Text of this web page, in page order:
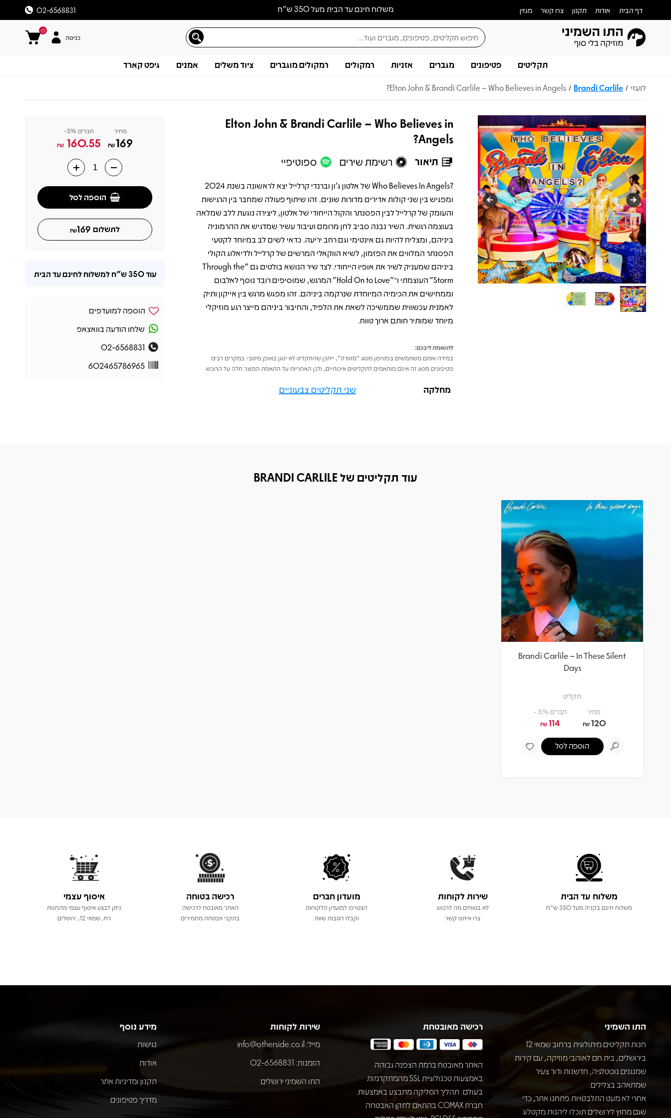
משלוח חינם עד הבית מעל 350 ש״ח דף הבית אודות תקנון צרו קשר מגזין 02-6568831
0
כניסה
תקליטים פטיפונים מגברים אזניות רמקולים רמקולים מוגברים ציוד משלים אמנים גיפט קארד
לועזי /
Brandi Carlile
/
Elton John & Brandi Carlile – Who Believes in Angels?
Elton John & Brandi Carlile – Who Believes in
Angels?
תיאור רשימת שירים ספוטיפיי
תיאור?Who Believes In Angels של אלטון ג’ון וברנדי קרלייל יצא לראשונה בשנת 2024
ומפגיש בין שני קולות אדירים מדורות שונים. זהו שיתוף פעולה שמחבר בין הרגישות
והעומק של קרלייל לבין הפסנתר והקול הייחודי של אלטון, ליצירה נוגעת ללב שמלאה
בעוצמה רגשית. השיר נבנה סביב לחן מרומם ועיבוד עשיר שמדגיש את ההרמוניה
ביניהם, ומצליח להיות גם אינטימי וגם רחב יריעה. כדאי לשים לב במיוחד לקטעי
הפסנתר המלווים את הפזמון, לשיא הווקאלי המרשים של קרלייל ולדיאלוג הקולי
ביניהם שמעניק לשיר את אופיו הייחודי. לצד שיר הנושא בולטים גם "Through the
Storm" העוצמתי ו־"Hold On to Love" המרגש, שמוסיפים רובד נוסף לאלבום
וממחישים את הכימיה המיוחדת שנרקמה ביניהם. זהו מפגש מרגש בין אייקון ותיק
לאמנית עכשווית שממשיכה לשאת את הלפיד, והחיבור ביניהם מייצר רגע מוזיקלי
מיוחד שמותיר חותם ארוך טווח.
לתשומת ליבכם:
במידה ואתם משתמשים בפטיפון מסוג "מזוודה", ייתכן שהתקליט לא ינוגן באופן מיטבי. במקרים רבים
פטיפונים מסוג זה אינם מותאמים לתקליטים איכותיים, ולכן האחריות על התאמת המוצר חלה על הרוכש.
מחלקה שני תקליטים צבעוניים
מחיר
169
₪
חברים 5%-
160.55
₪
הוספה לסל
לתשלום 169
₪
עוד350 ש"ח למשלוח לחינם עד הבית
הוספה למועדפים
שלחו הודעה בוואצאפ
02-6568831
602465786965
עוד תקליטים של BRANDI CARLILE
Brandi Carlile – In These Silent
Days
תקליט
מחיר
120
₪
חברים 5% -
114
₪
הוספה לסל
משלוח עד הבית
משלוח חינם בקניה מעל 350 ש"ח
שירות לקוחות
לא בטוחים מה לרכוש
צרו איתנו קשר
מועדון חברים
הצטרפו למועדון הלקוחות
וקבלו הטבות שוות
רכישה בטוחה
האתר מאובטח לרכישה
בתקני אבטחה מחמירים
איסוף עצמי
ניתן לבצע איסוף עצמי מהחנות
רח, שמאי 12, ירושלים
התו השמיני
חנות תקליטים מיתולוגית ברחוב שמאי 12
בירושלים, בית חם לאוהבי מוזיקה, עם קירות
שמנגנים נוסטלגיה, חדשנות ודור צעיר
שמתאהב בצלילים.
אחרי לא מעט התלבטויות פתחנו אתר, כדי
שגם מחוץ לירושלים תוכלו ליהנות מקטלוג
רכישה מאובטחת
האתר מאובטח ברמת הצפנה גבוהה
באמצעות טכנולוגיית SSL מהמתקדמות
בעולם. תהליך הסליקה מתבצע באמצעות
חברת COMAX בהתאם לתקן האבטחה
שירות לקוחות
מייל: info@otherside.co.il
הזמנות: 02-6568831
התו השמיני ירושלים
מידע נוסף
נגישות
אודות
תקנון ומדיניות אתר
מדריך פטיפונים